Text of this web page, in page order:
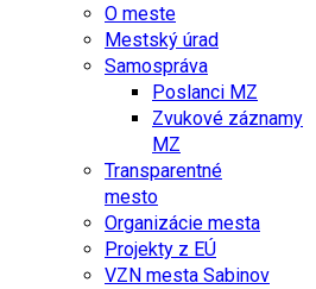
O meste
Mestský úrad
Samospráva
Poslanci MZ
Zvukové záznamy
MZ
Transparentné
mesto
Organizácie mesta
Projekty z EÚ
VZN mesta Sabinov